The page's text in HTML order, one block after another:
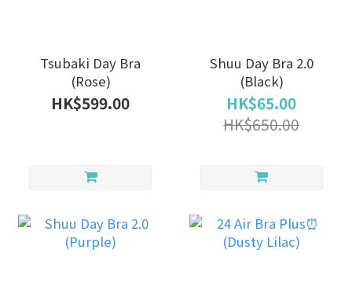
Tsubaki Day Bra
(Rose)
HK$599.00
Shuu Day Bra 2.0
(Black)
HK$65.00
HK$650.00